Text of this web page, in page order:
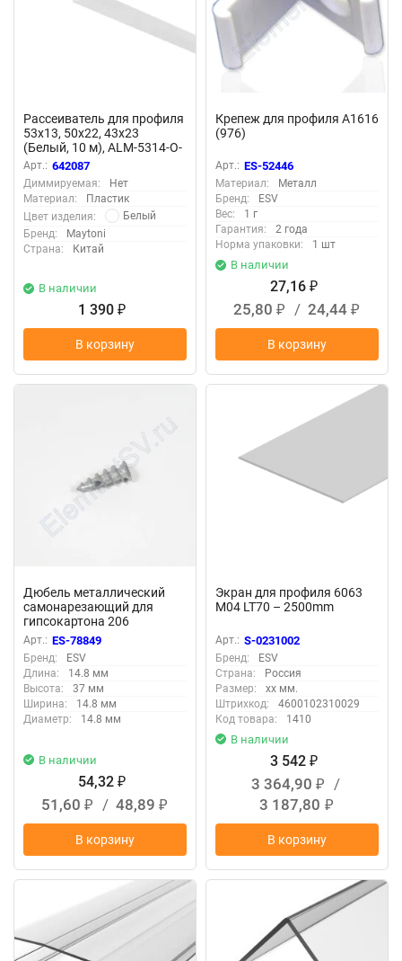
Рассеиватель для профиля
53x13, 50x22, 43x23
(Белый, 10 м), ALM-5314-O-
DF-2M 642087 (Белый)
642087
Арт.: 642087
Диммируемая:
Нет
Материал:
Пластик
Цвет изделия:
Белый
Бренд:
Maytoni
Страна:
Китай
В наличии
1 390 ₽
В корзину
Крепеж для профиля A1616
(976)
Арт.: ES-52446
Материал:
Металл
Бренд:
ESV
Вес:
1 г
Гарантия:
2 года
Норма упаковки:
1 шт
В наличии
27,16 ₽
25,80 ₽ / 24,44 ₽
В корзину
Дюбель металлический
самонарезающий для
гипсокартона 206
Арт.: ES-78849
Бренд:
ESV
Длина:
14.8 мм
Высота:
37 мм
Ширина:
14.8 мм
Диаметр:
14.8 мм
В наличии
54,32 ₽
51,60 ₽ / 48,89 ₽
В корзину
Экран для профиля 6063
M04 LT70 – 2500mm
Арт.: S-0231002
Бренд:
ESV
Страна:
Россия
Размер:
xx мм.
Штрихкод:
4600102310029
Код товара:
1410
В наличии
3 542 ₽
3 364,90 ₽
/
3 187,80 ₽
В корзину